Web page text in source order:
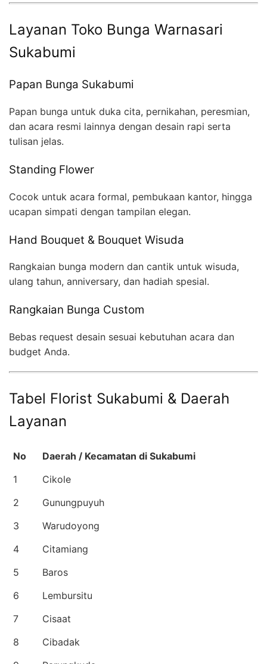
Layanan Toko Bunga Warnasari
Sukabumi
Papan Bunga Sukabumi
Papan bunga untuk duka cita, pernikahan, peresmian,
dan acara resmi lainnya dengan desain rapi serta
tulisan jelas.
Standing Flower
Cocok untuk acara formal, pembukaan kantor, hingga
ucapan simpati dengan tampilan elegan.
Hand Bouquet & Bouquet Wisuda
Rangkaian bunga modern dan cantik untuk wisuda,
ulang tahun, anniversary, dan hadiah spesial.
Rangkaian Bunga Custom
Bebas request desain sesuai kebutuhan acara dan
budget Anda.
Tabel Florist Sukabumi & Daerah
Layanan
No
Daerah / Kecamatan di Sukabumi
1
Cikole
2
Gunungpuyuh
3
Warudoyong
4
Citamiang
5
Baros
6
Lembursitu
7
Cisaat
8
Cibadak